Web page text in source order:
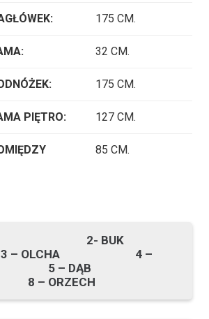
175 CM.
32 CM.
175 CM.
PIĘTRO: 127 CM.
85 CM.
2- BUK
OLCHA 4 –
5 – DĄB
8 – ORZECH